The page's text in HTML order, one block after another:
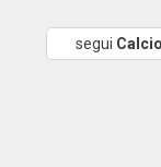
segui